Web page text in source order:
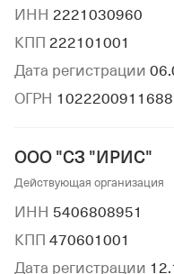
ИНН 2221030960
КПП 222101001
Дата регистрации
ОГРН 1022200911688
ООО "СЗ "ИРИС"
Действующая организация
ИНН 5406808951
КПП 470601001
Дата регистрации